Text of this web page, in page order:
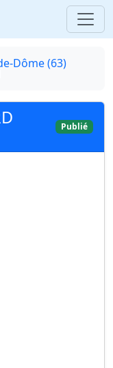
Dôme (63)
Publié